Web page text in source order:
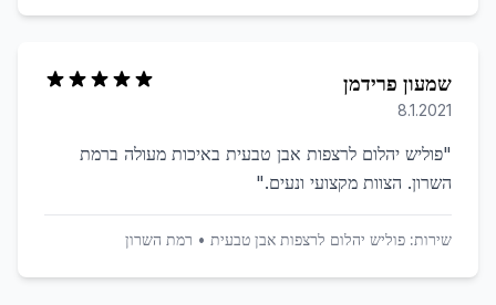
שמעון פרידמן
8.1.2021
"פוליש יהלום לרצפות אבן טבעית באיכות מעולה ברמת
השרון. הצוות מקצועי ונעים."
שירות: פוליש יהלום לרצפות אבן טבעית • רמת השרון